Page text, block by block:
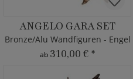
ANGELO GARA SET
Bronze/Alu Wandfiguren - Engel
ab 310,00 € *